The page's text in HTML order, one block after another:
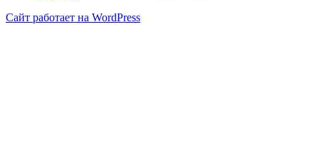
Сайт работает на WordPress